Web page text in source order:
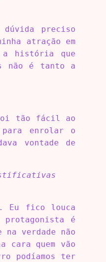
preciso
atração em
a história que
não é tanto a
foi tão fácil ao
para enrolar o
vontade de
Eu fico louca
protagonista é
verdade não
quem vão
podíamos ter